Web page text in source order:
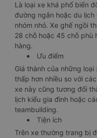
Là loại xe khá phổ biến
đường ngắn hoặc du
nhóm nhỏ. Xe ghế ngồi
28 chỗ hoặc 45 chỗ phù
hàng.
Ưu điểm
Giá thành của những
thấp hơn nhiều so với
xe này cũng tương đối
lịch kiểu gia đình hoặc
teambuilding.
Tiện ích
Trên xe thường trang bị